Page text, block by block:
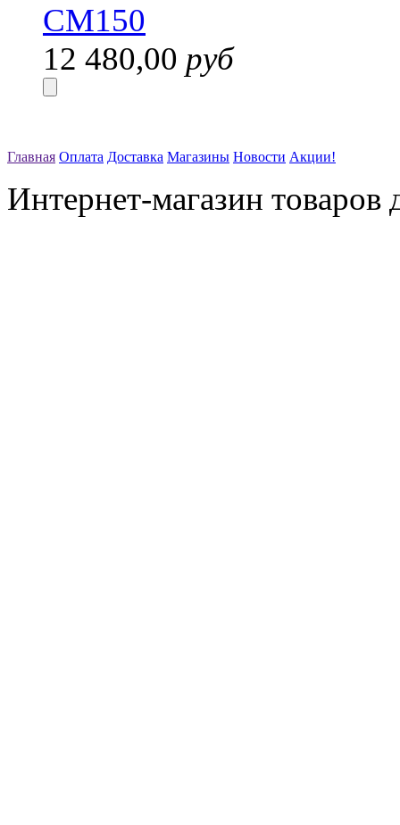
12 480,00 руб
Главная Оплата Доставка Магазины Новости Акции!
Интернет-магазин